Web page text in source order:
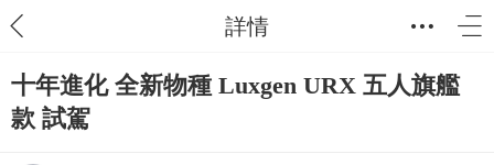
詳情
十年進化 全新物種 Luxgen URX 五人旗艦
款 試駕